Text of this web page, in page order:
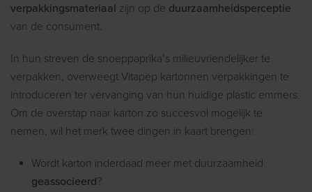
verpakkingsmateriaal zijn op de duurzaamheidsperceptie
van de consument.
In hun streven de snoeppaprika’s milieuvriendelijker te
verpakken, overweegt Vitapep kartonnen verpakkingen te
introduceren ter vervanging van hun huidige plastic emmers.
Om de overstap naar karton zo succesvol mogelijk te
nemen, wil het merk twee dingen in kaart brengen:
Wordt karton inderdaad meer met duurzaamheid
geassocieerd?